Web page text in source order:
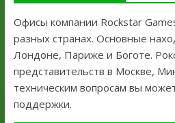
Офисы компании Rockstar
разных странах. Основные
Лондоне, Париже и Боготе.
представительств в Москве,
техническим вопросам вы
поддержки.